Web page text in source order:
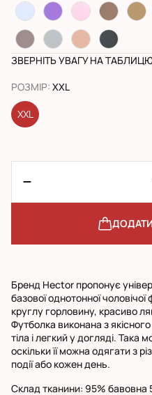
ЗВЕРНІТЬ УВАГУ НА
РОЗМІР: XXL
XXL
Бренд Hector пропонує
базової однотонної
круглу горловину, красиво
Футболка виконана з
тіла і легкий у догляді. Така
оскільки її можна одягати з
події або кожен день.
Склад тканини: 95% бавовна